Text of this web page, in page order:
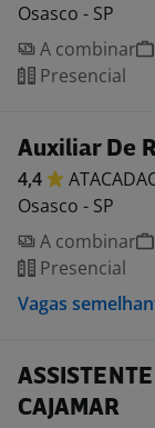
Osasco - SP
A combinar
Presencial
Auxiliar De
4,4
Osasco - SP
A combinar
Presencial
Vagas
CAJAMAR